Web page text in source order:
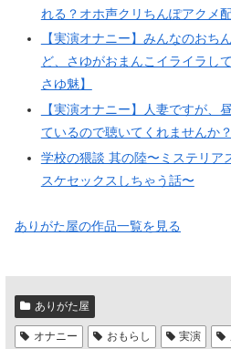
れる？オホ声クリちんぽアクメ
【実演オナニー】みんなのおち
ど、さゆがおまんこイライラし
さゆ魅】
【実演オナニー】人妻ですが、
ているので聴いてくれませんか
学校の猥談 其の陸〜ミステリア
スケセックスしちゃう話〜
ありがた屋の作品一覧を見る
ありがた屋
オナニー おもらし 実演